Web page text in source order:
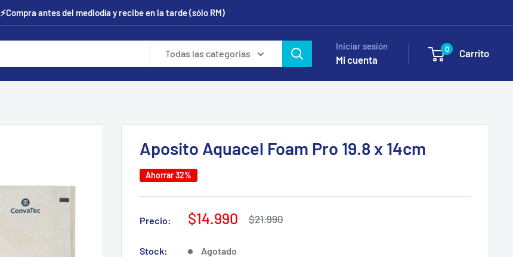
⚡Compra antes del mediodía y recibe en la tarde (sólo RM)
Todas las categorias
Iniciar sesión
Mi cuenta
0 Carrito
Aposito Aquacel Foam Pro 19.8 x 14cm
Ahorrar 32%
Precio:
Precio
venta
$14.990
Precio
$21.990
Stock: Agotado